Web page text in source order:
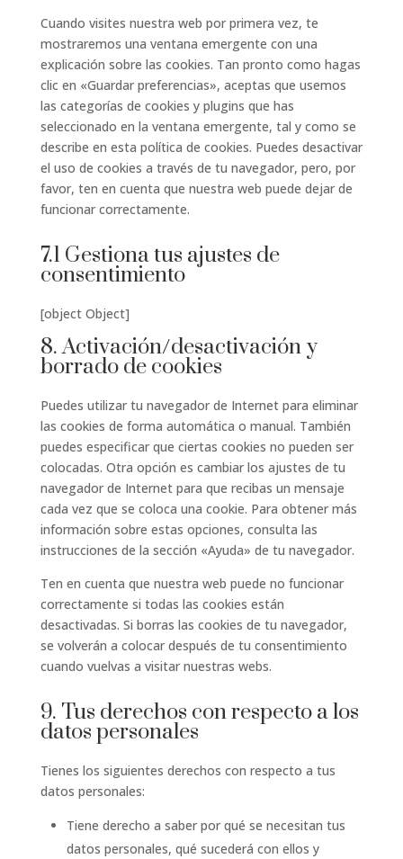
Cuando visites nuestra web por primera vez, te
mostraremos una ventana emergente con una
explicación sobre las cookies. Tan pronto como hagas
clic en «Guardar preferencias», aceptas que usemos
las categorías de cookies y plugins que has
seleccionado en la ventana emergente, tal y como se
describe en esta política de cookies. Puedes desactivar
el uso de cookies a través de tu navegador, pero, por
favor, ten en cuenta que nuestra web puede dejar de
funcionar correctamente.
7.1 Gestiona tus ajustes de
consentimiento
[object Object]
8. Activación/desactivación y
borrado de cookies
Puedes utilizar tu navegador de Internet para eliminar
las cookies de forma automática o manual. También
puedes especificar que ciertas cookies no pueden ser
colocadas. Otra opción es cambiar los ajustes de tu
navegador de Internet para que recibas un mensaje
cada vez que se coloca una cookie. Para obtener más
información sobre estas opciones, consulta las
instrucciones de la sección «Ayuda» de tu navegador.
Ten en cuenta que nuestra web puede no funcionar
correctamente si todas las cookies están
desactivadas. Si borras las cookies de tu navegador,
se volverán a colocar después de tu consentimiento
cuando vuelvas a visitar nuestras webs.
9. Tus derechos con respecto a los
datos personales
Tienes los siguientes derechos con respecto a tus
datos personales:
Tiene derecho a saber por qué se necesitan tus
datos personales, qué sucederá con ellos y